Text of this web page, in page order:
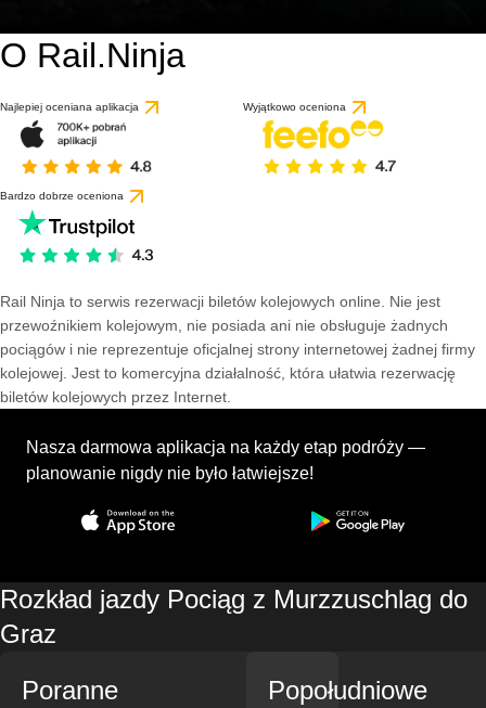
O Rail.Ninja
Najlepiej oceniana aplikacja Wyjątkowo oceniona
Bardzo dobrze oceniona
Rail Ninja to serwis rezerwacji biletów kolejowych online. Nie jest
przewoźnikiem kolejowym, nie posiada ani nie obsługuje żadnych
pociągów i nie reprezentuje oficjalnej strony internetowej żadnej firmy
kolejowej. Jest to komercyjna działalność, która ułatwia rezerwację
biletów kolejowych przez Internet.
Nasza darmowa aplikacja na każdy etap podróży —
planowanie nigdy nie było łatwiejsze!
Rozkład jazdy Pociąg z Murzzuschlag do
Graz
Poranne
Popołudniowe